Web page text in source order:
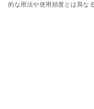
的な用法や使用頻度とは異な